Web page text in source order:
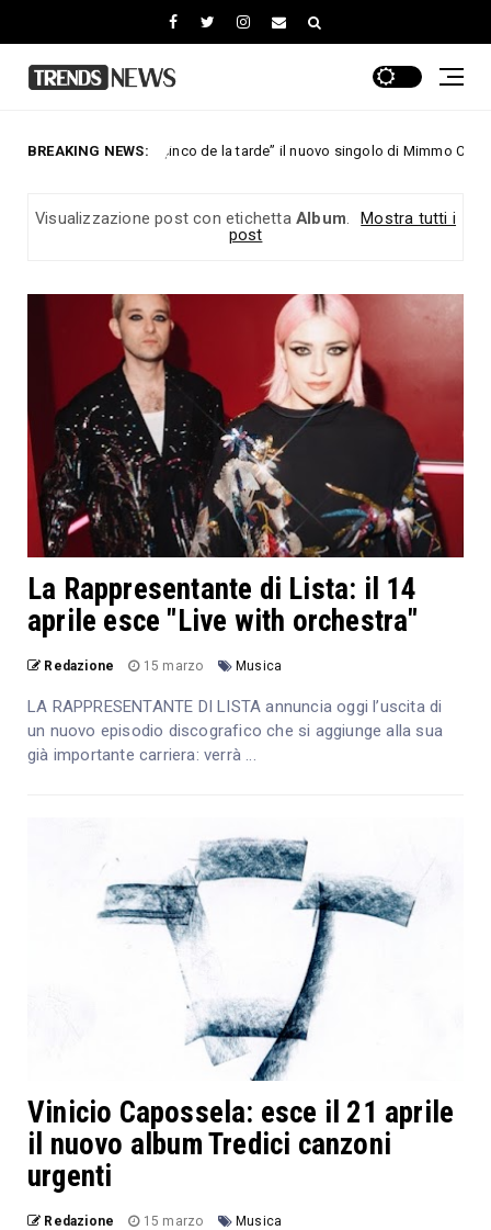
BREAKING NEWS:
de la tarde” il nuovo singolo di Mimmo Cavallo. Online il video
Visualizzazione post con etichetta Album.
Mostra tutti i
post
La Rappresentante di Lista: il 14
aprile esce "Live with orchestra"
Redazione 15 marzo Musica
LA RAPPRESENTANTE DI LISTA annuncia oggi l’uscita di
un nuovo episodio discografico che si aggiunge alla sua
già importante carriera: verrà ...
Vinicio Capossela: esce il 21 aprile
il nuovo album Tredici canzoni
urgenti
Redazione 15 marzo Musica